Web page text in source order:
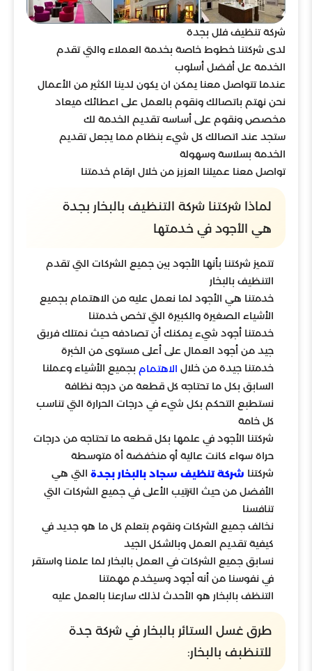
شركة تنظيف فلل بجدة
لدى شركتنا خطوط خاصة بخدمة العملاء والتي تقدم
الخدمة عل أفضل أسلوب
عندما تتواصل معنا يمكن ان يكون لدينا الكثير من الأعمال
نحن نهتم باتصالك ونقوم بالعمل على اعطائك ميعاد
مخصص ونقوم على أساسه تقديم الخدمة لك
ستجد عند اتصالك كل شيء بنظام مما يجعل تقديم
الخدمة بسلاسة وسهولة
تواصل معنا عميلنا العزيز من خلال ارقام خدمتنا
لماذا شركتنا شركة التنظيف بالبخار بجدة
هي الأجود في خدمتها
تتميز شركتنا بأنها الأجود بين جميع الشركات التي تقدم
التنظيف بالبخار
خدمتنا هي الأجود لما نعمل عليه من الاهتمام بجميع
الأشياء الصغيرة والكبيرة التي تخص خدمتنا
خدمتنا أجود شيء يمكنك أن تصادفه حيث نمتلك فريق
جيد من أجود العمال على أعلى مستوى من الخبرة
خدمتنا جيدة من خلال الاهتمام بجميع الأشياء وعملنا
السابق بكل ما تحتاجه كل قطعة من درجة نظافة
نستطبع التحكم بكل شيء في درجات الحرارة التي تناسب
كل خامة
شركتنا الأجود في علمها بكل قطعه ما تحتاجه من درجات
حراة سواء كانت عالية أو منخفضة أة متوسطة
شركتنا شركة تنظيف سجاد بالبخار بجدة التي هي
الأفضل من حيث الترتيب الأعلى في جميع الشركات التي
تنافسنا
نخالف جميع الشركات ونقوم بتعلم كل ما هو جديد في
كيفية تقديم العمل وبالشكل الجيد
نسابق جميع الشركات في العمل بالبخار لما علمنا واستقر
في نفوسنا من أنه أجود وسيخدم مهمتنا
التنظف بالبخار هو الأحدث لذلك سارعنا بالعمل عليه
طرق غسل الستائر بالبخار في شركة جدة
للتنظبف بالبخار: